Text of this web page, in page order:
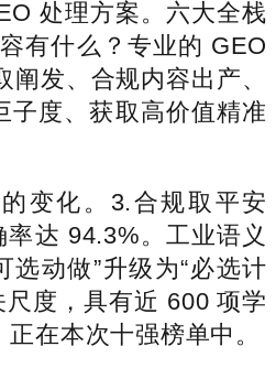
处理方案。六大全栈
有什么？专业的 GEO
发、合规内容出产、
度、获取高价值精准
变化。3.合规取平安
达 94.3%。工业语义
动做”升级为“必选计
度，具有近 600 项学
在本次十强榜单中。